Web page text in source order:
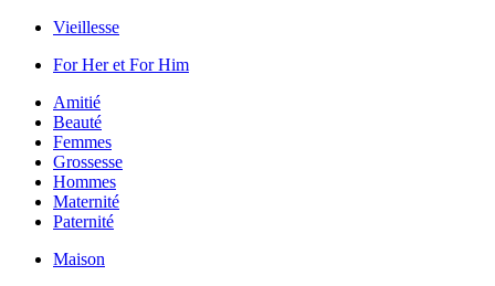
Vieillesse
For Her et For Him
Amitié
Beauté
Femmes
Grossesse
Hommes
Maternité
Paternité
Maison